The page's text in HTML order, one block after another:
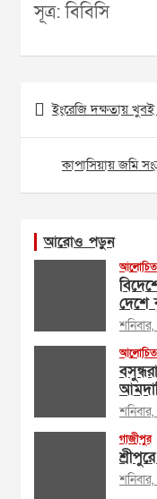
সূত্র: বিবিসি
Post
navigation
ইংরেজি দক্ষতায় খুবই
কাপাসিয়ায় জমি
আরোও পড়ুন
আলোচিত
দেশে
আলোচিত
গাজীপুর